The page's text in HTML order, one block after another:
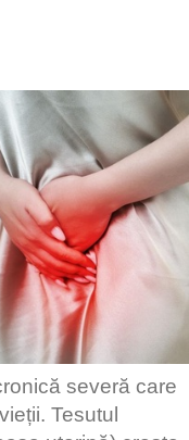
severă care
Tesutul